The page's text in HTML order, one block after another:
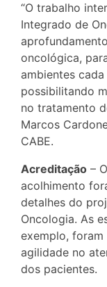
“O trabalho
Integrado de
oncológica,
ambientes
possibilitando
no tratamento
Marcos
CABE.
Acreditação –
acolhimento
detalhes do
Oncologia. As
exemplo,
agilidade no
dos pacientes.